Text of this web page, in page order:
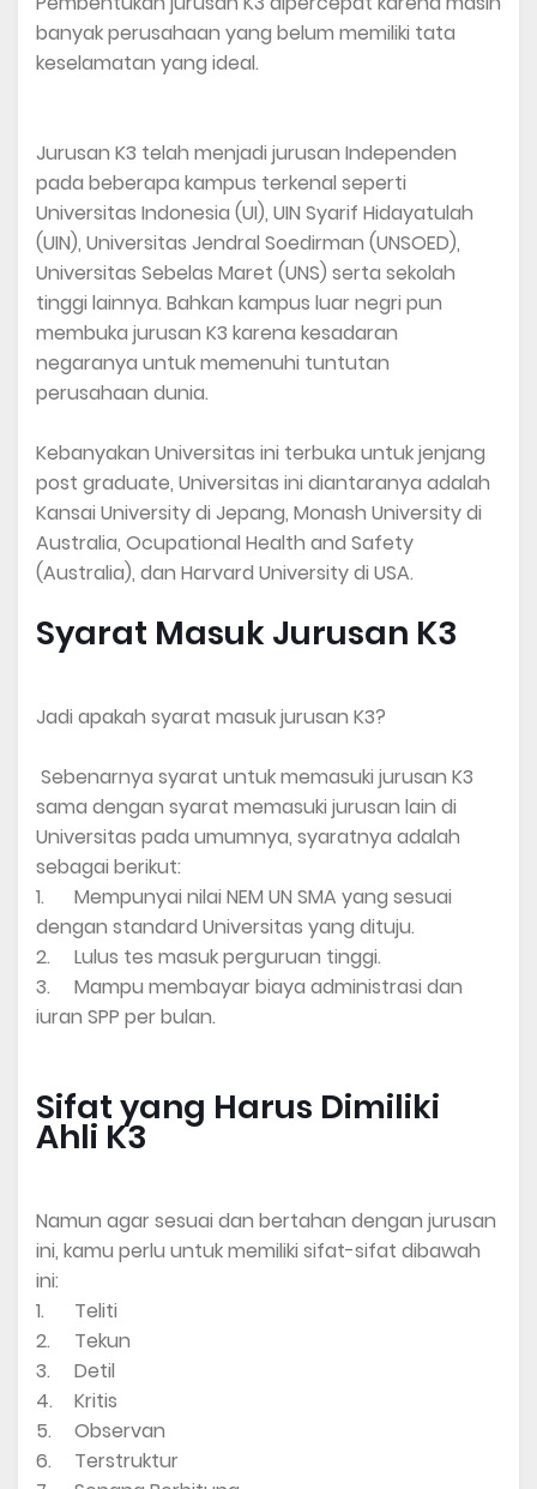
banyak perusahaan yang belum memiliki tata
keselamatan yang ideal.
Jurusan K3 telah menjadi jurusan Independen
pada beberapa kampus terkenal seperti
Universitas Indonesia (UI), UIN Syarif Hidayatulah
(UIN), Universitas Jendral Soedirman (UNSOED),
Universitas Sebelas Maret (UNS) serta sekolah
tinggi lainnya. Bahkan kampus luar negri pun
membuka jurusan K3 karena kesadaran
negaranya untuk memenuhi tuntutan
perusahaan dunia.
Kebanyakan Universitas ini terbuka untuk jenjang
post graduate, Universitas ini diantaranya adalah
Kansai University di Jepang, Monash University di
Australia, Ocupational Health and Safety
(Australia), dan Harvard University di USA.
Syarat Masuk Jurusan K3
Jadi apakah syarat masuk jurusan K3?
Sebenarnya syarat untuk memasuki jurusan K3
sama dengan syarat memasuki jurusan lain di
Universitas pada umumnya, syaratnya adalah
sebagai berikut:
1.
Mempunyai nilai NEM UN SMA yang sesuai
dengan standard Universitas yang dituju.
2.
Lulus tes masuk perguruan tinggi.
3.
Mampu membayar biaya administrasi dan
iuran SPP per bulan.
Sifat yang Harus Dimiliki
Ahli K3
Namun agar sesuai dan bertahan dengan jurusan
ini, kamu perlu untuk memiliki sifat-sifat dibawah
ini:
1.
Teliti
2.
Tekun
3.
Detil
4.
Kritis
5.
Observan
6.
Terstruktur